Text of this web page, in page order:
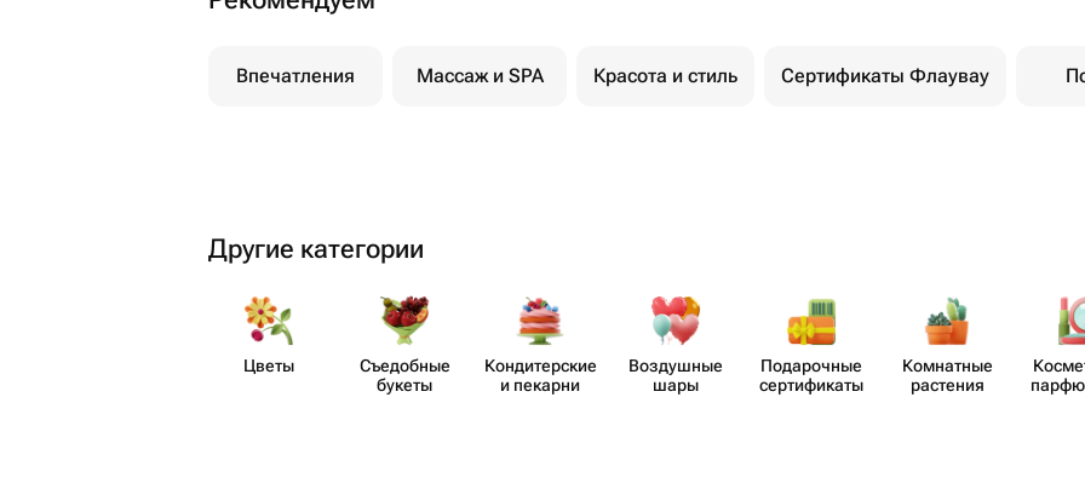
Впечатления Массаж и SPA Красота и стиль Сертификаты Флаувау
Другие категории
Цветы
Съедобные
букеты
Кондит​ерские
и пекарни
Воздушные
шары
Пода​рочные
серти​фикаты
Комнатные
растения